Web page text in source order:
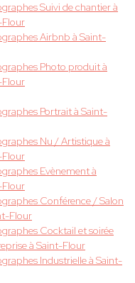
Suivi de chantier à
Airbnb à Saint-
Photo produit à
Portrait à Saint-
Nu / Artistique à
Evènement à
Conférence / Salon
Flour
Cocktail et soirée
à Saint-Flour
Industrielle à Saint-